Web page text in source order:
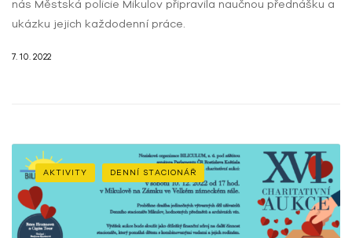
nás Městská policie Mikulov připravila naučnou přednášku a
ukázku jejich každodenní práce.
7. 10. 2022
AKTIVITY DENNÍ STACIONÁŘ